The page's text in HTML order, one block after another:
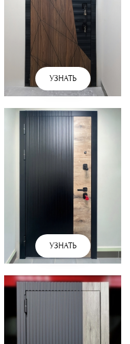
УЗНАТЬ
УЗНАТЬ